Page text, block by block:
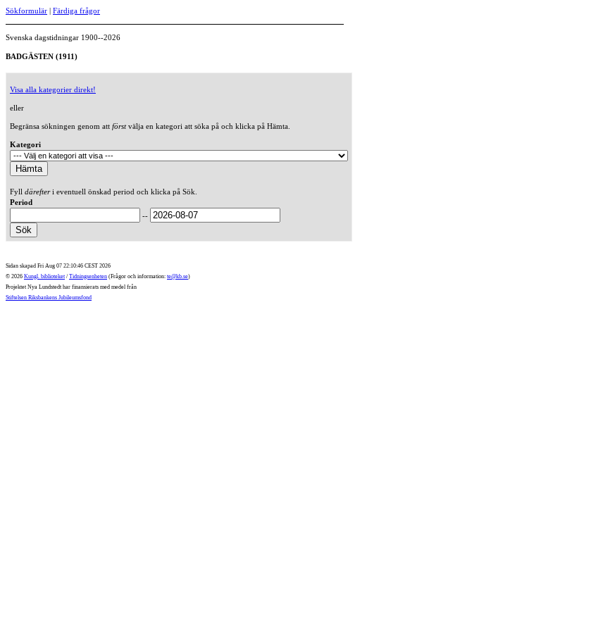
Sökformulär | Färdiga frågor
Svenska dagstidningar 1900--2026
BADGÄSTEN (1911)
Visa alla kategorier direkt!
eller
Begränsa sökningen genom att förstvälja en kategori att söka på och klicka på Hämta.
Kategori
Fyll därefteri eventuell önskad period och klicka på Sök.
Period
--
Sidan skapad Fri Aug 07 22:10:46 CEST 2026
© 2026 Kungl. biblioteket / Tidningsenheten (Frågor och information: te@kb.se)
Projektet Nya Lundstedt har finansierats med medel från
Stiftelsen Riksbankens Jubileumsfond